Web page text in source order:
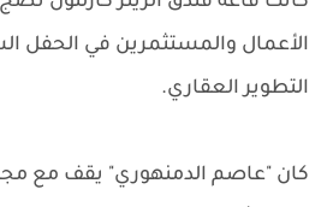
الأعمال والمستثمرين في الحفل
التطوير العقاري.
كان "عاصم الدمنهوري" يقف مع